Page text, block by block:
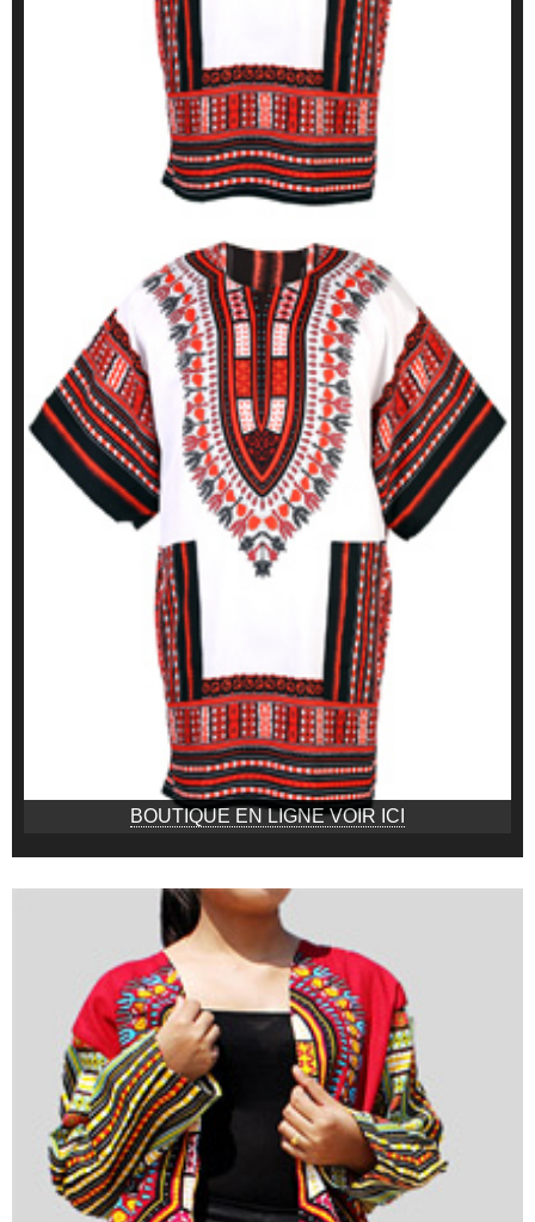
BOUTIQUE EN LIGNE VOIR ICI